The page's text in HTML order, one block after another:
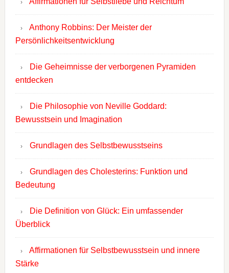
Anthony Robbins: Der Meister der
Persönlichkeitsentwicklung
Die Geheimnisse der verborgenen Pyramiden
entdecken
Die Philosophie von Neville Goddard:
Bewusstsein und Imagination
Grundlagen des Selbstbewusstseins
Grundlagen des Cholesterins: Funktion und
Bedeutung
Die Definition von Glück: Ein umfassender
Überblick
Affirmationen für Selbstbewusstsein und innere
Stärke